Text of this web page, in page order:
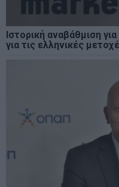
Ιστορική αναβάθμιση
για τις ελληνικές